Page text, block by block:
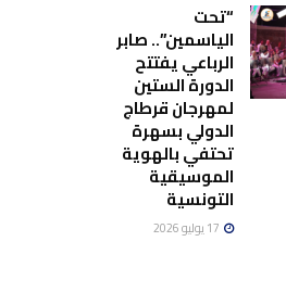
“تحت
الياسمين”.. صابر
الرباعي يفتتح
الدورة الستين
لمهرجان قرطاج
الدولي بسهرة
تحتفي بالهوية
الموسيقية
التونسية